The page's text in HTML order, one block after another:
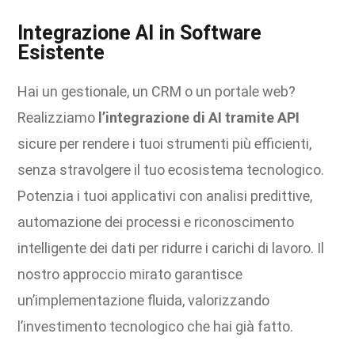
Integrazione AI in Software
Esistente
Hai un gestionale, un CRM o un portale web?
Realizziamo l’integrazione di AI tramite API
sicure per rendere i tuoi strumenti più efficienti,
senza stravolgere il tuo ecosistema tecnologico.
Potenzia i tuoi applicativi con analisi predittive,
automazione dei processi e riconoscimento
intelligente dei dati per ridurre i carichi di lavoro. Il
nostro approccio mirato garantisce
un’implementazione fluida, valorizzando
l’investimento tecnologico che hai già fatto.